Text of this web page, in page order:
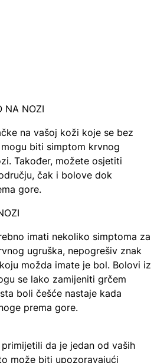
NA NOZI
na vašoj koži koje se bez
biti simptom krvnog
Također, možete osjetiti
čak i bolove dok
gore.
imati nekoliko simptoma za
ugruška, nepogrešiv znak
možda imate je bol. Bolovi iz
se lako zamijeniti grčem
boli češće nastaje kada
prema gore.
da je jedan od vaših
može biti upozoravajući